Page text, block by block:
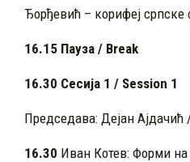
Ђорђевић – корифеј српске
16.15 Пауза / Break
16.30 Сесија 1 / Session 1
Председава: Дејан Ајдачић
16.30 Иван Котев: Форми на